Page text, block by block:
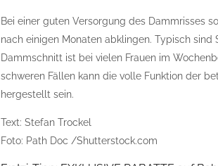
Bei einer guten Versorgung des Dammrisses
nach einigen Monaten abklingen. Typisch
Dammschnitt ist bei vielen Frauen im
schweren Fällen kann die volle Funktion der
hergestellt sein.
Text: Stefan Trockel
Foto: Path Doc /Shutterstock.com